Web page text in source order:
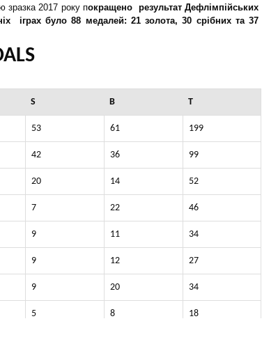
зразка 2017 року покращено результат Дефлімпійських
іграх було 88 медалей: 21 золота, 30 срібних та 37
S B T
53 61 199
42 36 99
20 14 52
7 22 46
9 11 34
9 12 27
9 20 34
5 8 18